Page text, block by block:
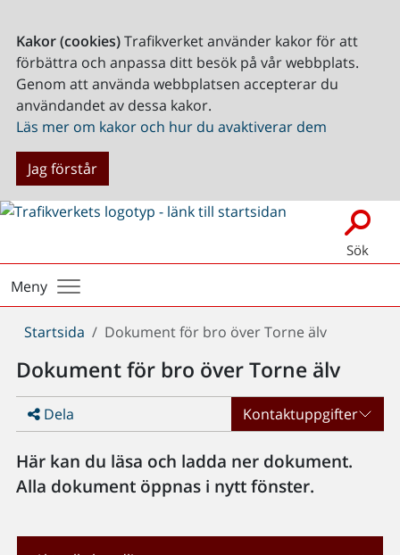
Kakor (cookies)Trafikverket använder kakor för att
förbättra och anpassa ditt besök på vår webbplats.
Genom att använda webbplatsen accepterar du
användandet av dessa kakor.
Läs mer om kakor och hur du avaktiverar dem
Jag förstår
Sök
Meny
Du
här:
Startsida Dokument för bro över Torne älv
Dokument för bro över Torne älv
Dela Kontaktuppgifter
Här kan du läsa och ladda ner dokument.
Alla dokument öppnas i nytt fönster.